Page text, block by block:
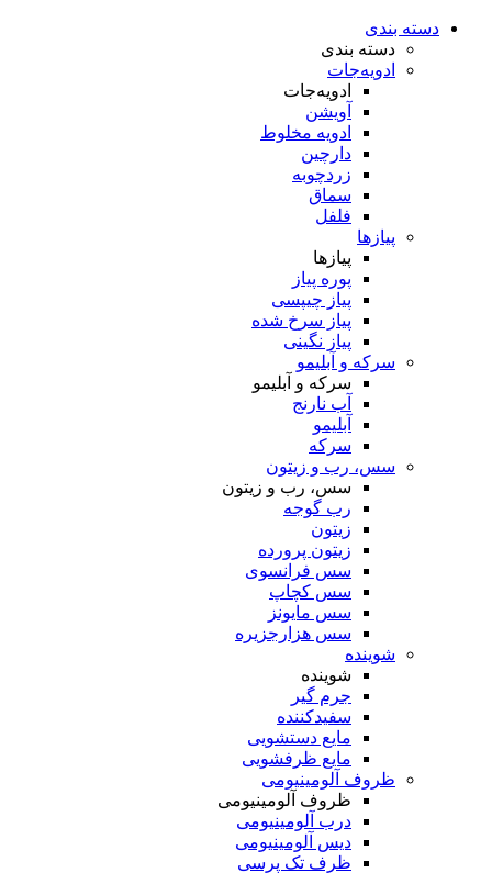
دسته بندی
دسته بندی
ادویه‌جات
ادویه‌جات
آویشن
ادویه مخلوط
دارچین
زردچوبه
سماق
فلفل
پیازها
پیازها
پوره پیاز
پیاز چیپسی
پیاز سرخ شده
پیاز نگینی
سرکه و آبلیمو
سرکه و آبلیمو
آب نارنج
آبلیمو
سرکه
سس، رب و زیتون
سس، رب و زیتون
رب گوجه
زیتون
زیتون پرورده
سس فرانسوی
سس کچاپ
سس مایونز
سس هزارجزیره
شوینده
شوینده
جرم گیر
سفیدکننده
مایع دستشویی
مایع ظرفشویی
ظروف آلومینیومی
ظروف آلومینیومی
درب آلومینیومی
دیس آلومینیومی
ظرف تک پرسی